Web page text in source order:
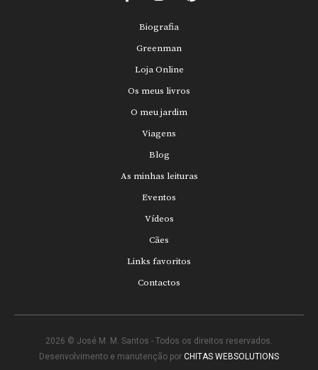
Biografia
Greenman
Loja Online
Os meus livros
O meu jardim
Viagens
Blog
As minhas leituras
Eventos
Vídeos
Cães
Links favoritos
Contactos
2026 © José M. M. Santos - Todos os direitos reservados.
Desenvolvimento e manutenção por CHITAS WEBSOLUTIONS